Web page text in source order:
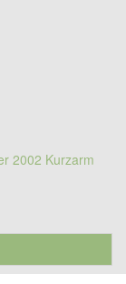
2002 Kurzarm